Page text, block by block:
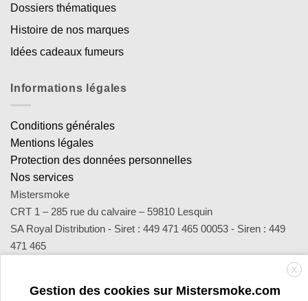
Dossiers thématiques
Histoire de nos marques
Idées cadeaux fumeurs
Informations légales
Conditions générales
Mentions légales
Protection des données personnelles
Nos services
Mistersmoke
CRT 1 – 285 rue du calvaire – 59810 Lesquin
SA Royal Distribution - Siret : 449 471 465 00053 - Siren : 449
471 465
sav@mistersmoke.com ou par téléphone au 03 20 90 56 55 du
lundi au vendredi de 9h à 17h.
X
Gestion des cookies sur Mistersmoke.com